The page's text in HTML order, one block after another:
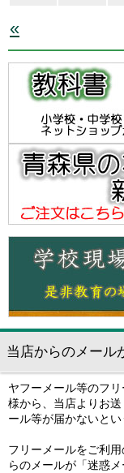
«
当店からのメール
ヤフーメール等のフ
様から、当店よりお
ール等が届かないと
フリーメールをご利
らのメールが「迷惑